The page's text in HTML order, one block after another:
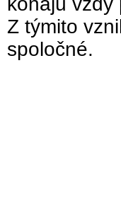
Z týmito
spoločné.